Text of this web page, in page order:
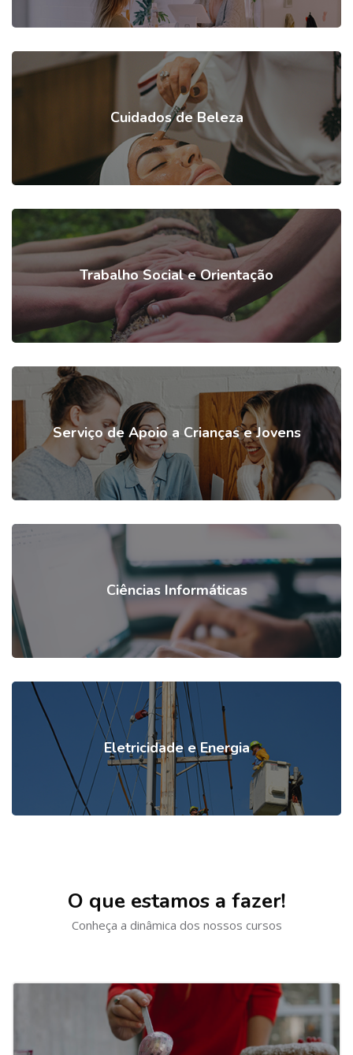
Cuidados de Beleza
Trabalho Social e Orientação
Serviço de Apoio a Crianças e Jovens
Ciências Informáticas
Eletricidade e Energia
Ignorar [Cocoon] Courses slider
O que estamos a fazer!
Conheça a dinâmica dos nossos cursos